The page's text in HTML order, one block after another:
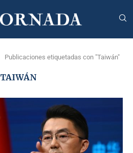
Publicaciones etiquetadas con "Taiwán"
TAIWÁN